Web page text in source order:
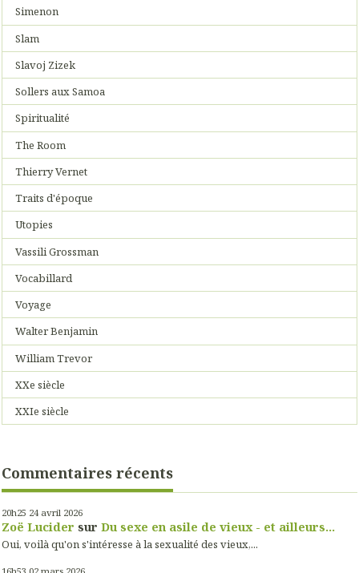
Simenon
Slam
Slavoj Zizek
Sollers aux Samoa
Spiritualité
The Room
Thierry Vernet
Traits d'époque
Utopies
Vassili Grossman
Vocabillard
Voyage
Walter Benjamin
William Trevor
XXe siècle
XXIe siècle
Commentaires récents
20h25 24 avril 2026
Zoë Lucider sur Du sexe en asile de vieux - et ailleurs...
Oui, voilà qu'on s'intéresse à la sexualité des vieux,...